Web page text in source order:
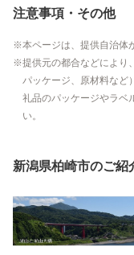
注意事項・その他
本ページは、提供自治体
提供元の都合などにより
パッケージ、原材料など
礼品のパッケージやラベ
い。
新潟県柏崎市のご紹